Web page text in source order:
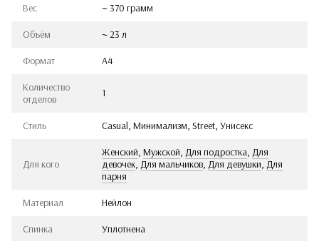
Вес ~ 370 грамм
Объём ~ 23 л
Формат А4
Количество
отделов
1
Стиль Casual, Минимализм, Street, Унисекс
Для кого
Женский Мужской Для подростка Для
девочек Для мальчиков Для девушки Для
парня
Материал Нейлон
Спинка Уплотнена